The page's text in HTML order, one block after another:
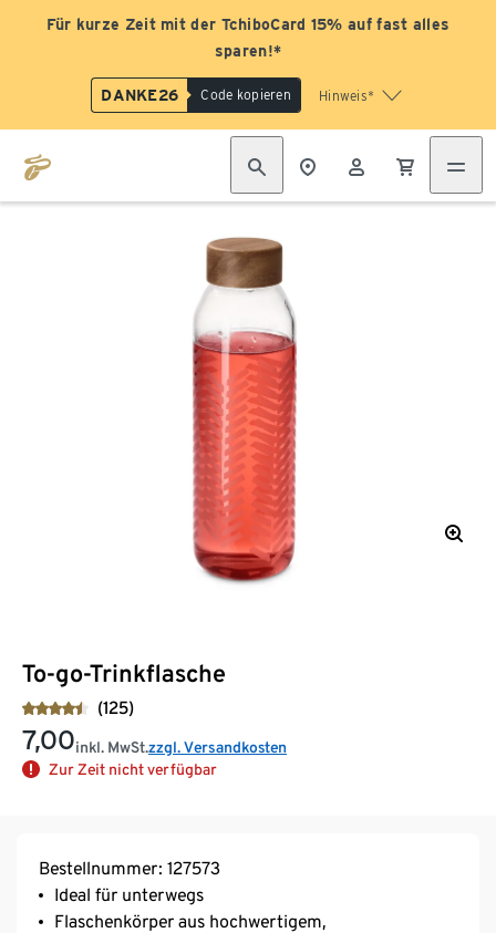
Für kurze Zeit mit der TchiboCard 15% auf fast alles
sparen!*
DANKE26 Code kopieren Hinweis*
To-go-Trinkflasche
(125)
7,00inkl. MwSt.zzgl. Versandkosten
Zur Zeit nicht verfügbar
Bestellnummer: 127573
Ideal für unterwegs
Flaschenkörper aus hochwertigem,